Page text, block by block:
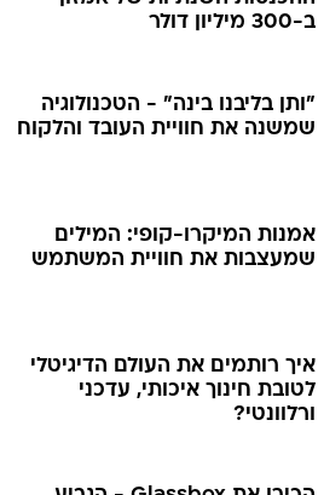
ב-300 מיליון דולר
"ותן בליבנו בינה" - הטכנולוגיה
שמשנה את חוויית העובד והלקוח
אמנות המיקרו-קופי: המילים
שמעצבות את חוויית המשתמש
איך רותמים את העולם הדיגיטלי
לטובת חינוך איכותי, עדכני
ורלוונטי?